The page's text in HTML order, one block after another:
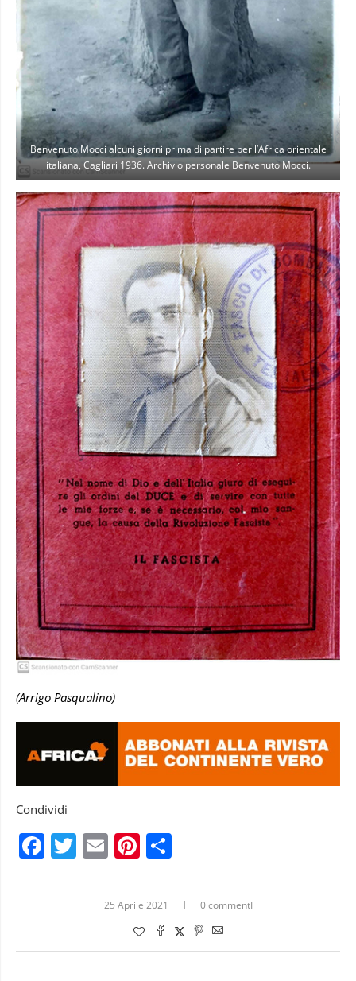
Benvenuto Mocci alcuni giorni prima di partire per l’Africa orientale
italiana, Cagliari 1936. Archivio personale Benvenuto Mocci.
(Arrigo Pasqualino)
Condividi
Facebook
Twitter
EmailPinterest
25 Aprile 2021 0 commentI